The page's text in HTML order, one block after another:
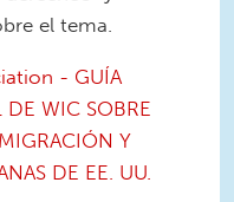
el tema.
- GUÍA
DE WIC SOBRE
Y
DE EE. UU.